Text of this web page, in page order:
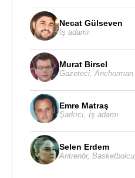
Necat Gülseven
İş adamı
Murat Birsel
Gazeteci Anchorman
Emre Matraş
Şarkıcı İş adamı
Selen Erdem
Antrenör, Basketbolcu